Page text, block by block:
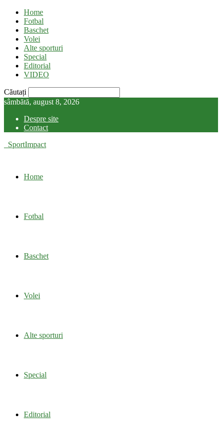
Home
Fotbal
Baschet
Volei
Alte sporturi
Special
Editorial
VIDEO
Căutați
sâmbătă, august 8, 2026
Despre site
Contact
SportImpact
Home
Fotbal
Baschet
Volei
Alte sporturi
Special
Editorial